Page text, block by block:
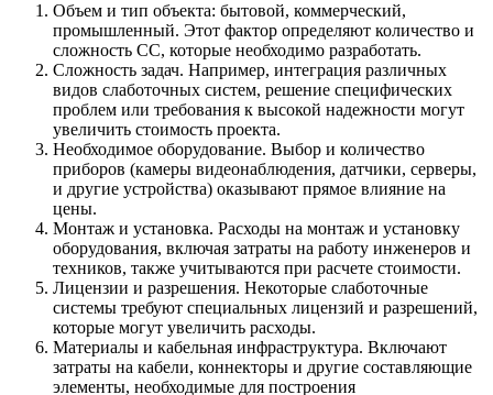
Объем и тип объекта: бытовой, коммерческий,
промышленный. Этот фактор определяют количество и
сложность СС, которые необходимо разработать.
Сложность задач. Например, интеграция различных
видов слаботочных систем, решение специфических
проблем или требования к высокой надежности могут
увеличить стоимость проекта.
Необходимое оборудование. Выбор и количество
приборов (камеры видеонаблюдения, датчики, серверы,
и другие устройства) оказывают прямое влияние на
цены.
Монтаж и установка. Расходы на монтаж и установку
оборудования, включая затраты на работу инженеров и
техников, также учитываются при расчете стоимости.
Лицензии и разрешения. Некоторые слаботочные
системы требуют специальных лицензий и разрешений,
которые могут увеличить расходы.
Материалы и кабельная инфраструктура. Включают
затраты на кабели, коннекторы и другие составляющие
элементы, необходимые для построения